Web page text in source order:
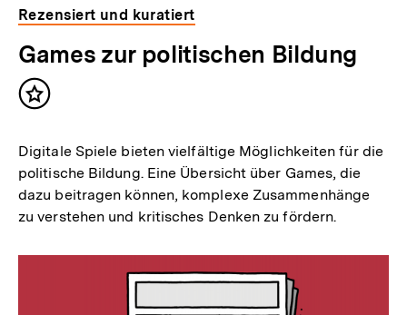
Rezensiert und kuratiert
Games zur politischen Bildung
Inhalt
Digitale Spiele bieten vielfältige Möglichkeiten für die
politische Bildung. Eine Übersicht über Games, die
dazu beitragen können, komplexe Zusammenhänge
zu verstehen und kritisches Denken zu fördern.